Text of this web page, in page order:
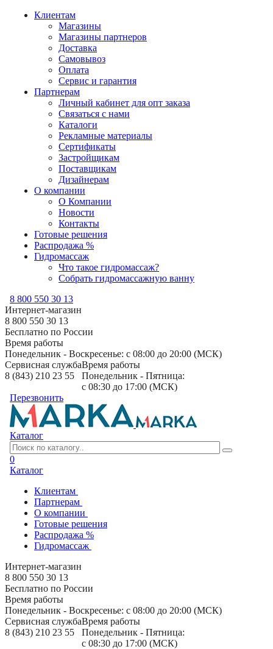
Клиентам
Магазины
Магазины партнеров
Доставка
Самовывоз
Оплата
Сервис и гарантия
Партнерам
Личный кабинет для опт заказа
Связаться с нами
Каталоги
Рекламные материалы
Сертификаты
Застройщикам
Поставщикам
Дизайнерам
О компании
О Компании
Новости
Контакты
Готовые решения
Распродажа %
Гидромассаж
Что такое гидромассаж?
Собрать гидромассажную ванну
8 800 550 30 13
Интернет-магазин
8 800 550 30 13
Бесплатно по России
Время работы
Понедельник - Воскресенье: с 08:00 до 20:00 (МСК)
Сервисная служба
8 (843) 210 23 55
Время работы
Понедельник - Пятница:
с 08:30 до 17:00 (МСК)
Перезвонить
Каталог
0
Каталог
Клиентам
Партнерам
О компании
Готовые решения
Распродажа %
Гидромассаж
Интернет-магазин
8 800 550 30 13
Бесплатно по России
Время работы
Понедельник - Воскресенье: с 08:00 до 20:00 (МСК)
Сервисная служба
8 (843) 210 23 55
Время работы
Понедельник - Пятница:
с 08:30 до 17:00 (МСК)